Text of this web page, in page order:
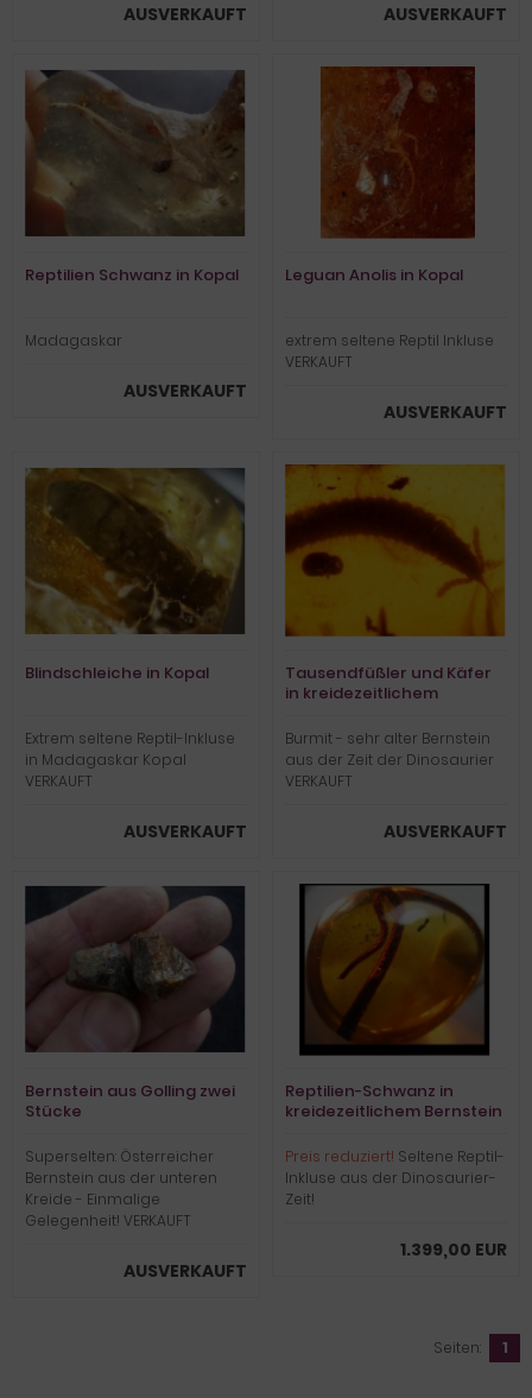
AUSVERKAUFT AUSVERKAUFT
Reptilien Schwanz in Kopal
Madagaskar
AUSVERKAUFT
Leguan Anolis in Kopal
extrem seltene Reptil Inkluse
VERKAUFT
AUSVERKAUFT
Blindschleiche in Kopal
Extrem seltene Reptil-Inkluse
in Madagaskar Kopal
VERKAUFT
AUSVERKAUFT
Tausendfüßler und Käfer
in kreidezeitlichem
Burmit - sehr alter Bernstein
aus der Zeit der Dinosaurier
VERKAUFT
AUSVERKAUFT
Bernstein aus Golling zwei
Stücke
Superselten: Österreicher
Bernstein aus der unteren
Kreide - Einmalige
Gelegenheit! VERKAUFT
AUSVERKAUFT
Reptilien-Schwanz in
kreidezeitlichem Bernstein
Preis reduziert! Seltene Reptil-
Inkluse aus der Dinosaurier-
Zeit!
1.399,00 EUR
Seiten: 1